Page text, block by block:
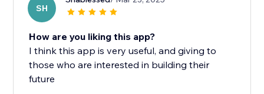
SH
How are you liking this app?
I think this app is very useful, and giving to
those who are interested in building their
future